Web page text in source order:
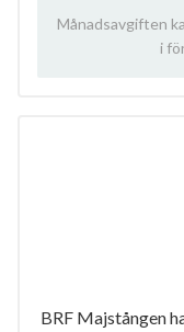
Månadsavgiften
i
BRF Majstången